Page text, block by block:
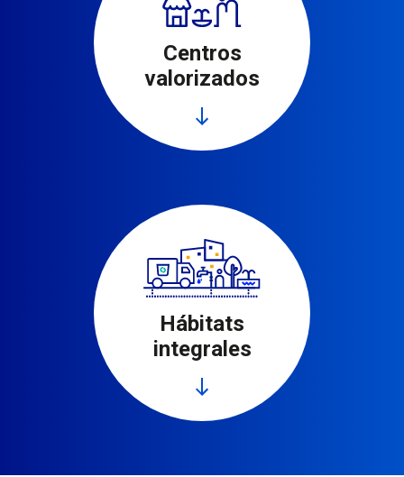
Centros
valorizados
Leer más
Hábitats
integrales
Leer más